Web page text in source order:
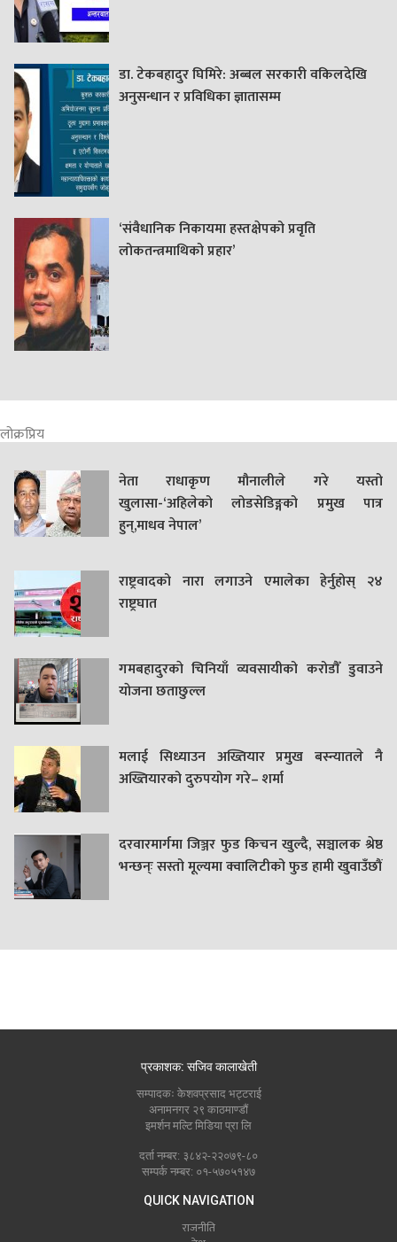
डा. टेकबहादुर घिमिरे: अब्बल सरकारी वकिलदेखि
अनुसन्धान र प्रविधिका ज्ञातासम्म
‘संवैधानिक निकायमा हस्तक्षेपको प्रवृति
लोकतन्त्रमाथिको प्रहार’
लोक्रप्रिय
नेता राधाकृण मौनालीले गरे यस्तो
खुलासा-‘अहिलेको लोडसेडिङ्गको प्रमुख पात्र
हुन्,माधव नेपाल’
राष्ट्रवादको नारा लगाउने एमालेका हेर्नुहोस् २४
राष्ट्रघात
गमबहादुरकाे चिनियाँ व्यवसायीको करोडौँ डुवाउने
याेजना छताछुल्ल
मलाई सिध्याउन अख्तियार प्रमुख बस्न्यातले नै
अख्तियारको दुरुपयोग गरे– शर्मा
दरवारमार्गमा जिञ्जर फुड किचन खुल्दै, सञ्चालक श्रेष्ठ
भन्छन्ः सस्तो मूल्यमा क्वालिटीको फुड हामी खुवाउँछौं
प्रकाशक: सजिव कालाखेती
सम्पादकः केशवप्रसाद भट्टराई
अनामनगर २९ काठमाण्डौं
इमर्शन मल्टि मिडिया प्रा लि
दर्ता नम्बर: ३८४२-२२०७९-८०
सम्पर्क नम्बर: ०१-५७०५१४७
QUICK NAVIGATION
राजनीति